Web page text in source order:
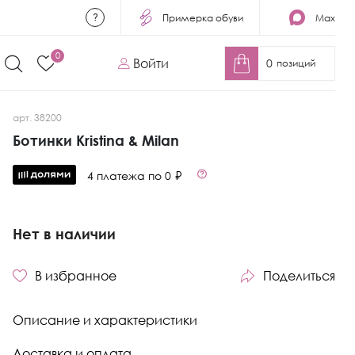
Примерка обуви Max
0
Войти 0 позиций
арт. 38200
Ботинки Kristina & Milan
4 платежа по 0 ₽
Нет в наличии
В избранное Поделиться
Описание и характеристики